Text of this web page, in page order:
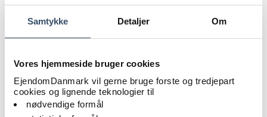
Samtykke Detaljer Om
Vores hjemmeside bruger cookies
EjendomDanmark vil gerne bruge forste og tredjepart
cookies og lignende teknologier til
nødvendige formål
platform, støtter det sociale liv i ejendommen og
samler beboerne om fælles interesser. Samtidig kan
det forebygge ensomhed at kende sin nabo, og det
gør det også nemmere at hjælpe hinanden. På den
ejendommen,” siger Søren Schødt.
En udvidelse af appen er på trapperne, så lejer
inden længe også kan kontakte udlejer den vej.